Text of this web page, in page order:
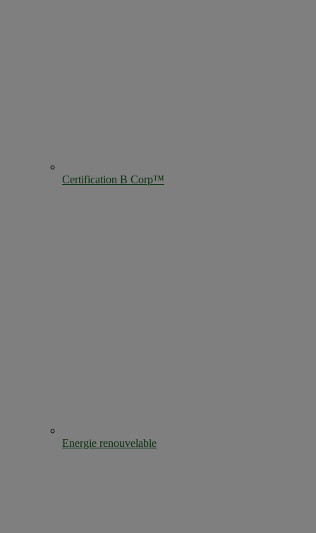
Certification B Corp™
Energie renouvelable